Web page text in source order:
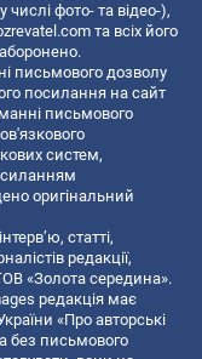
числі фото- та відео-),
та всіх його
письмового дозволу
посилання на сайт
письмового
систем,
оригінальний
статті,
редакції,
«Золота середина».
редакція має
«Про авторські
без письмового